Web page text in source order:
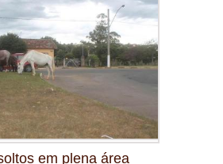
em plena área